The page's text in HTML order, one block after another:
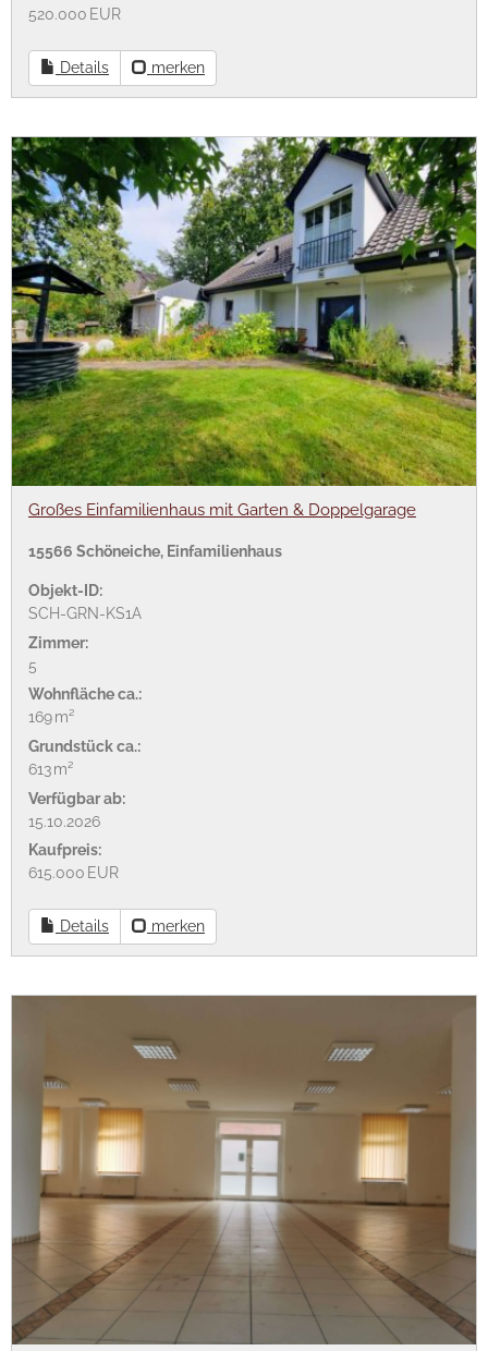
520.000 EUR
Details merken
Großes Einfamilienhaus mit Garten & Doppelgarage
15566 Schöneiche, Einfamilienhaus
Objekt-ID:
SCH-GRN-KS1A
Zimmer:
5
Wohnfläche ca.:
169 m²
Grund­stück ca.:
613 m²
Verfügbar ab:
15.10.2026
Kaufpreis:
615.000 EUR
Details merken